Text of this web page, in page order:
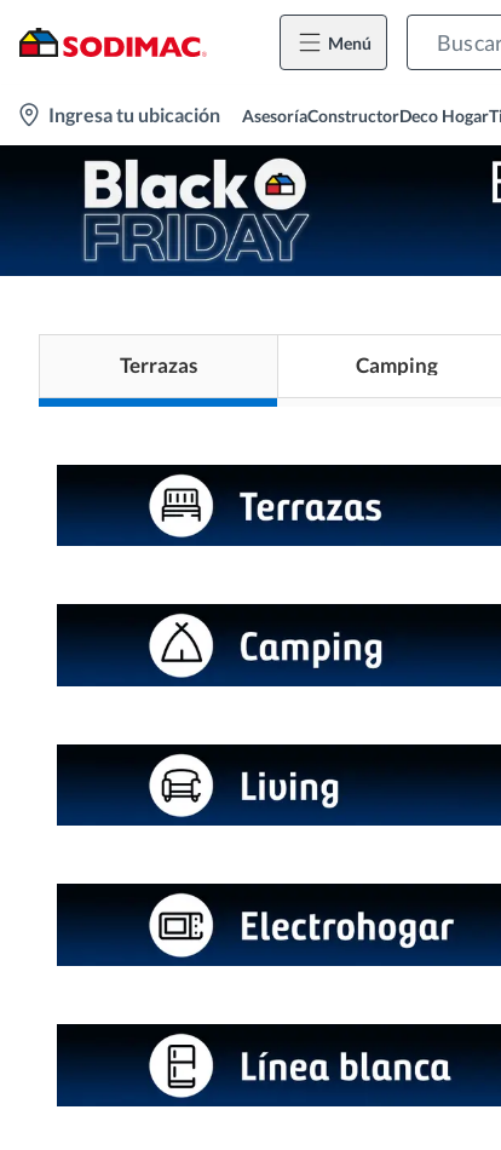
Menú
location-
icon
Ingresa tu ubicación AsesoríaConstructorDeco Hogar
Terrazas Camping